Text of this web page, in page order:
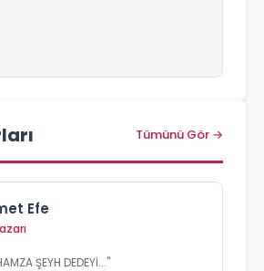
Tümünü Gör →
Efe
ŞEYH DEDEYİ..."